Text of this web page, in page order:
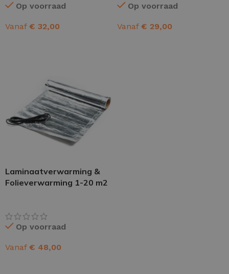
Op voorraad
Vanaf € 32,00
Op voorraad
Vanaf € 29,00
Laminaatverwarming &
Folieverwarming 1-20 m2
Op voorraad
Vanaf € 48,00